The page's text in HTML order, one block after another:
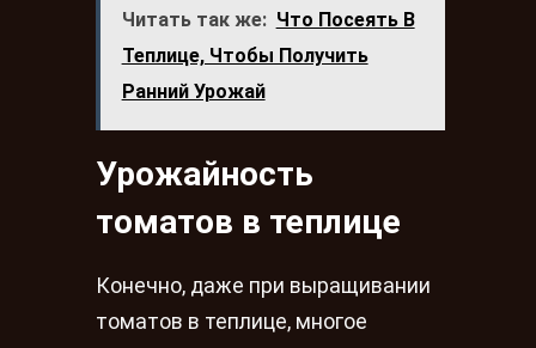
Читать так же: Что Посеять В
Теплице, Чтобы Получить
Ранний Урожай
Урожайность
томатов в теплице
Конечно, даже при выращивании
томатов в теплице, многое